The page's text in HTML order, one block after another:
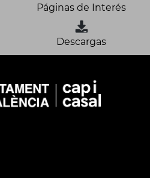
Páginas de Interés
Descargas